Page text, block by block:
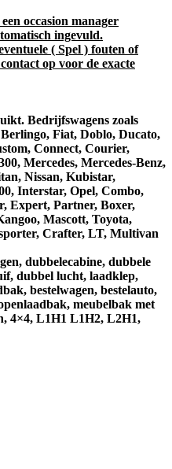
occasion manager
ingevuld.
( Spel ) fouten of
op voor de exacte
Bedrijfswagens zoals
Fiat, Doblo, Ducato,
Connect, Courier,
Mercedes, Mercedes-Benz,
Nissan, Kubistar,
Interstar, Opel, Combo,
Expert, Partner, Boxer,
Mascott, Toyota,
Crafter, LT, Multivan
dubbelecabine, dubbele
dubbel lucht, laadklep,
bestelwagen, bestelauto,
meubelbak met
4×4, L1H1 L1H2, L2H1,